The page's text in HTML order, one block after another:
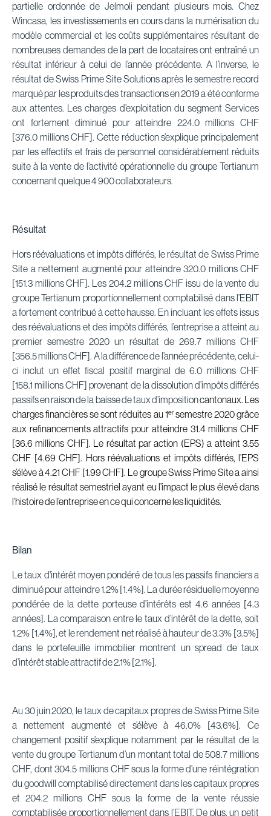
partielle ordonnée de Jelmoli pendant plusieurs mois. Chez
Wincasa, les investissements en cours dans la numérisation du
modèle commercial et les coûts supplémentaires résultant de
nombreuses demandes de la part de locataires ont entraîné un
résultat inférieur à celui de l’année précédente. A l’inverse, le
résultat de Swiss Prime Site Solutions après le semestre record
marqué par les produits des transactions en 2019 a été conforme
aux attentes. Les charges d’exploitation du segment Services
ont fortement diminué pour atteindre 224.0 millions CHF
[376.0 millions CHF]. Cette réduction s’explique principalement
par les effectifs et frais de personnel considérablement réduits
suite à la vente de l’activité opérationnelle du groupe Tertianum
concernant quelque 4 900 collaborateurs.
Résultat
Hors réévaluations et impôts différés, le résultat de Swiss Prime
Site a nettement augmenté pour atteindre 320.0 millions CHF
[151.3 millions CHF]. Les 204.2 millions CHF issu de la vente du
groupe Tertianum proportionnellement comptabilisé dans l’EBIT
a fortement contribué à cette hausse. En incluant les effets issus
des réévaluations et des impôts différés, l’entreprise a atteint au
premier semestre 2020 un résultat de 269.7 millions CHF
[356.5 millions CHF]. A la différence de l’année précédente, celui-
ci inclut un effet fiscal positif marginal de 6.0 millions CHF
[158.1 millions CHF] provenant de la dissolution d’impôts différés
passifs en raison de la baisse de taux d’impositioncantonaux. Les
charges financières se sont réduites au 1ersemestre 2020 grâce
aux refinancements attractifs pour atteindre 31.4 millions CHF
[36.6 millions CHF]. Le résultat par action (EPS) a atteint 3.55
CHF [4.69 CHF]. Hors réévaluations et impôts différés, l’EPS
s’élève à 4.21 CHF [1.99 CHF]. Le groupe Swiss Prime Site a ainsi
réalisé le résultat semestriel ayant eu l’impact le plus élevé dans
l’histoire de l’entreprise en ce qui concerne les liquidités.
Bilan
Le taux d'intérêt moyen pondéré de tous les passifs financiers a
diminué pour atteindre 1.2% [1.4%]. La durée résiduelle moyenne
pondérée de la dette porteuse d’intérêts est 4.6 années [4.3
années]. La comparaison entre le taux d’intérêt de la dette, soit
1.2% [1.4%], et le rendement net réalisé à hauteur de 3.3% [3.5%]
dans le portefeuille immobilier montrent un spread de taux
d’intérêt stable attractif de 2.1% [2.1%].
Au 30 juin 2020, le taux de capitaux propres de Swiss Prime Site
a nettement augmenté et s’élève à 46.0% [43.6%]. Ce
changement positif s’explique notamment par le résultat de la
vente du groupe Tertianum d’un montant total de 508.7 millions
CHF, dont 304.5 millions CHF sous la forme d’une réintégration
du goodwill comptabilisé directement dans les capitaux propres
et 204.2 millions CHF sous la forme de la vente réussie
comptabilisée proportionnellement dans l’EBIT. De plus, un petit